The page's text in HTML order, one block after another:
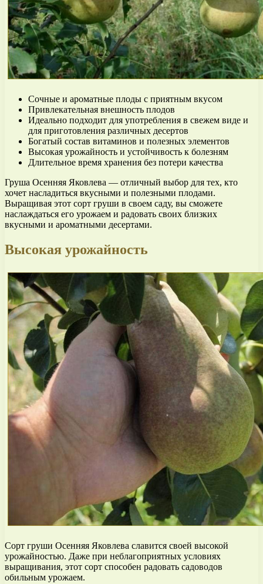
Сочные и ароматные плоды с приятным вкусом
Привлекательная внешность плодов
Идеально подходит для употребления в свежем виде и
для приготовления различных десертов
Богатый состав витаминов и полезных элементов
Высокая урожайность и устойчивость к болезням
Длительное время хранения без потери качества
Груша Осенняя Яковлева — отличный выбор для тех, кто
хочет насладиться вкусными и полезными плодами.
Выращивая этот сорт груши в своем саду, вы сможете
наслаждаться его урожаем и радовать своих близких
вкусными и ароматными десертами.
Высокая урожайность
Сорт груши Осенняя Яковлева славится своей высокой
урожайностью. Даже при неблагоприятных условиях
выращивания, этот сорт способен радовать садоводов
обильным урожаем.